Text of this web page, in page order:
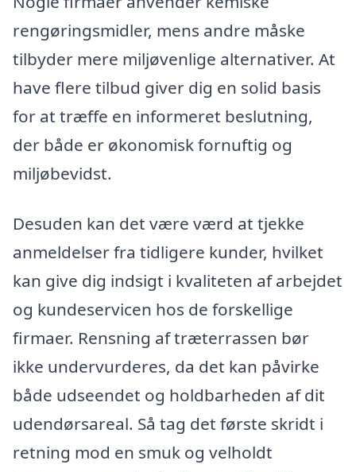
rengøringsmidler, mens andre måske
tilbyder mere miljøvenlige alternativer. At
have flere tilbud giver dig en solid basis
for at træffe en informeret beslutning,
der både er økonomisk fornuftig og
miljøbevidst.
Desuden kan det være værd at tjekke
anmeldelser fra tidligere kunder, hvilket
kan give dig indsigt i kvaliteten af arbejdet
og kundeservicen hos de forskellige
firmaer. Rensning af træterrassen bør
ikke undervurderes, da det kan påvirke
både udseendet og holdbarheden af dit
udendørsareal. Så tag det første skridt i
retning mod en smuk og velholdt